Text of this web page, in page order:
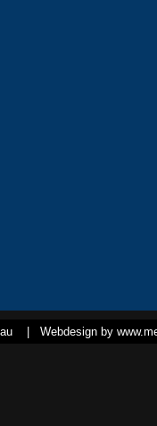
| Webdesign by